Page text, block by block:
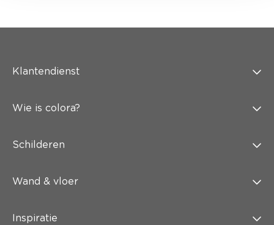
Klantendienst
Wie is colora?
Schilderen
Wand & vloer
Inspiratie